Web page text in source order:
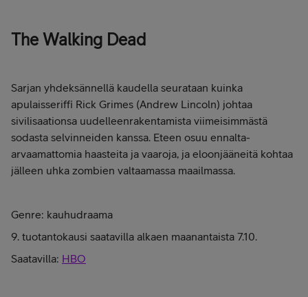
The Walking Dead
Sarjan yhdeksännellä kaudella seurataan kuinka
apulaisseriffi Rick Grimes (Andrew Lincoln) johtaa
sivilisaationsa uudelleenrakentamista viimeisimmästä
sodasta selvinneiden kanssa. Eteen osuu ennalta-
arvaamattomia haasteita ja vaaroja, ja eloonjääneitä kohtaa
jälleen uhka zombien valtaamassa maailmassa.
Genre: kauhudraama
9. tuotantokausi saatavilla alkaen maanantaista 7.10.
Saatavilla: HBO